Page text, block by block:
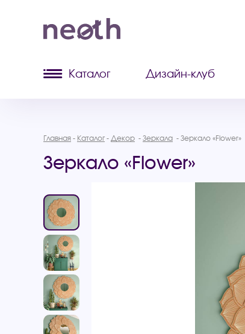
Каталог Дизайн-клуб
Главная Каталог Декор Зеркала Зеркало «Flower»
Зеркало «Flower»